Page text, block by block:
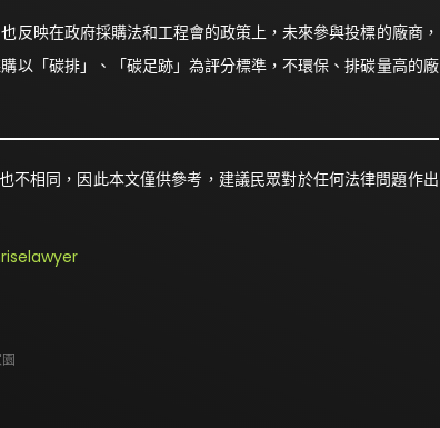
反映在政府採購法和工程會的政策上，未來參與投標的廠商，
以「碳排」、「碳足跡」為評分標準，不環保、排碳量高的廠
相同，因此本文僅供參考，建議民眾對於任何法律問題作出